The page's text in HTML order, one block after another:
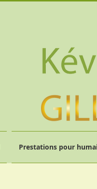
Prestations pour